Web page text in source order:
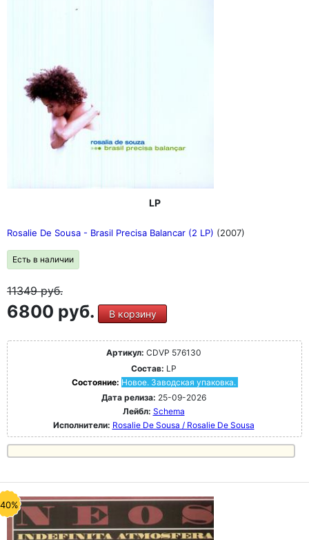
LP
Rosalie De Sousa - Brasil Precisa Balancar (2 LP) (2007)
Есть в наличии
11349руб.
6800 руб. В корзину
Артикул: CDVP 576130
Состав: LP
Состояние: Новое. Заводская упаковка.
Дата релиза: 25-09-2026
Лейбл: Schema
Исполнители: Rosalie De Sousa / Rosalie De Sousa